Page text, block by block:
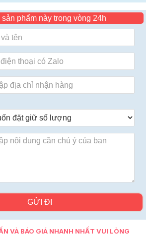
VÀ BÁO GIÁ NHANH NHẤT VUI LÒNG
phẩm này trong vòng 24h
GỬI ĐI